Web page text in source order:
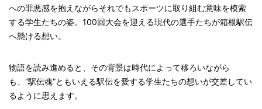
への罪悪感を抱えながらそれでもスポーツに取り組む意味を模索
する学生たちの姿。100回大会を迎える現代の選手たちが箱根駅伝
へ懸ける想い。
物語を読み進めると、その背景は時代によって移ろいながら
も、“駅伝魂”ともいえる駅伝を愛する学生たちの想いが交差してい
るように思えます。